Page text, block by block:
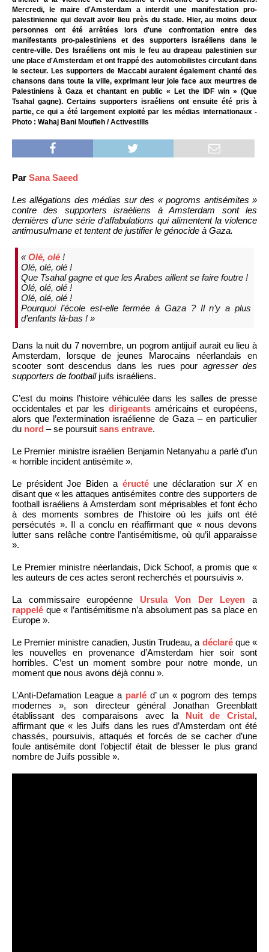
Mercredi, le maire d'Amsterdam a interdit une manifestation pro-
palestinienne qui devait avoir lieu près du stade. Hier, au moins deux
personnes ont été arrêtées lors d'une confrontation entre des
manifestants pro-palestiniens et des supporters israéliens dans le
centre-ville. Des Israéliens ont mis le feu au drapeau palestinien sur
une place d'Amsterdam et ont frappé des automobilistes circulant dans
le secteur. Les supporters de Maccabi auraient également chanté des
chansons dans toute la ville, exprimant leur joie face aux meurtres de
Palestiniens à Gaza et chantant en public « Let the IDF win » (Que
Tsahal gagne). Certains supporters israéliens ont ensuite été pris à
partie, ce qui a été largement exploité par les médias internationaux -
Photo : Wahaj Bani Moufleh / Activestills
Par Sana Saeed
Les allégations des médias sur des « pogroms antisémites »
contre des supporters israéliens à Amsterdam sont les
dernières d’une série d’affabulations qui alimentent la violence
antimusulmane et tentent de justifier le génocide à Gaza.
«Olé, olé !
Olé, olé, olé !
Que Tsahal gagne et que les Arabes aillent se faire foutre !
Olé, olé, olé !
Olé, olé, olé !
Pourquoi l’école est-elle fermée à Gaza ? Il n’y a plus
d’enfants là-bas ! »
Dans la nuit du 7 novembre, un pogrom antijuif aurait eu lieu à
Amsterdam, lorsque de jeunes Marocains néerlandais en
scooter sont descendus dans les rues pour agresser des
supporters de footballjuifs israéliens.
C’est du moins l’histoire véhiculée dans les salles de presse
occidentales et par les dirigeantsaméricains et européens,
alors que l’extermination israélienne de Gaza – en particulier
du nord – se poursuit sans entrave.
Le Premier ministre israélien Benjamin Netanyahu a parlé d’un
« horrible incident antisémite ».
Le président Joe Biden a éructéune déclaration surXen
disant que « les attaques antisémites contre des supporters de
football israéliens à Amsterdam sont méprisables et font écho
à des moments sombres de l’histoire où les juifs ont été
persécutés ». Il a conclu en réaffirmant que « nous devons
lutter sans relâche contre l’antisémitisme, où qu’il apparaisse
».
Le Premier ministre néerlandais, Dick Schoof, a promis que «
les auteurs de ces actes seront recherchés et poursuivis ».
La commissaire européenne Ursula Von Der Leyen a
rappelé que « l’antisémitisme n’a absolument pas sa place en
Europe ».
Le Premier ministre canadien, Justin Trudeau, a déclaréque «
les nouvelles en provenance d’Amsterdam hier soir sont
horribles. C’est un moment sombre pour notre monde, un
moment que nous avons déjà connu ».
L’Anti-Defamation League a parléd’ un « pogrom des temps
modernes », son directeur général Jonathan Greenblatt
établissant des comparaisons avec la Nuit de Cristal,
affirmant que « les Juifs dans les rues d’Amsterdam ont été
chassés, poursuivis, attaqués et forcés de se cacher d’une
foule antisémite dont l’objectif était de blesser le plus grand
nombre de Juifs possible ».